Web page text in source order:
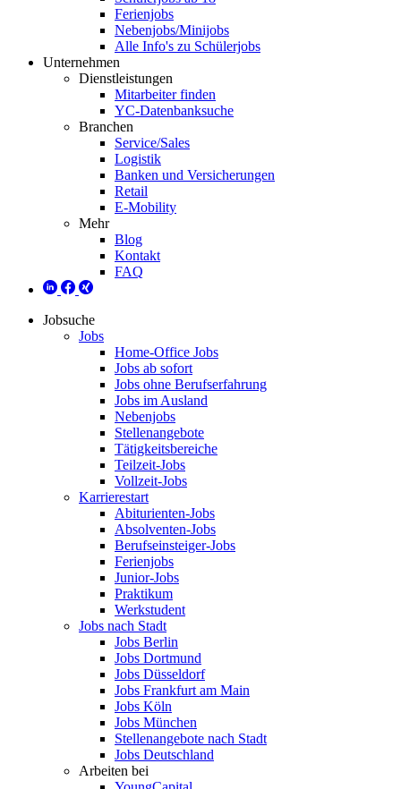
Ferienjobs
Nebenjobs/Minijobs
Alle Info's zu Schülerjobs
Unternehmen
Dienstleistungen
Mitarbeiter finden
YC-Datenbanksuche
Branchen
Service/Sales
Logistik
Banken und Versicherungen
Retail
E-Mobility
Mehr
Blog
Kontakt
FAQ
Jobsuche
Jobs
Home-Office Jobs
Jobs ab sofort
Jobs ohne Berufserfahrung
Jobs im Ausland
Nebenjobs
Stellenangebote
Tätigkeitsbereiche
Teilzeit-Jobs
Vollzeit-Jobs
Karrierestart
Abiturienten-Jobs
Absolventen-Jobs
Berufseinsteiger-Jobs
Ferienjobs
Junior-Jobs
Praktikum
Werkstudent
Jobs nach Stadt
Jobs Berlin
Jobs Dortmund
Jobs Düsseldorf
Jobs Frankfurt am Main
Jobs Köln
Jobs München
Stellenangebote nach Stadt
Jobs Deutschland
Arbeiten bei